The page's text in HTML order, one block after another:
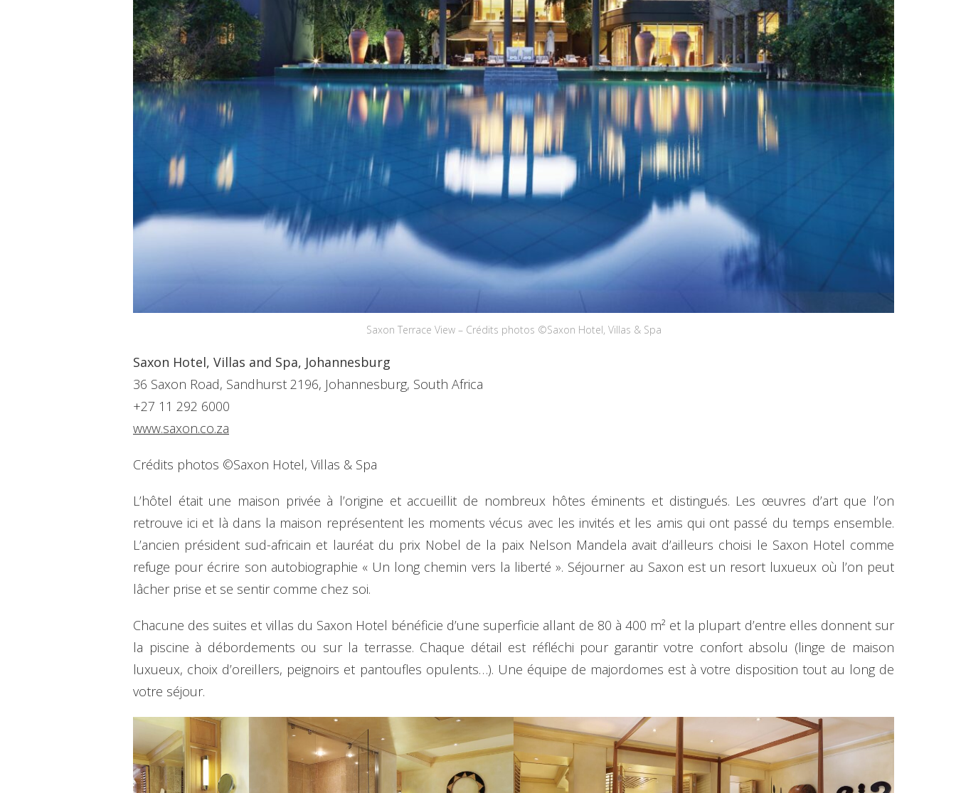
Saxon Terrace View – Crédits photos ©Saxon Hotel, Villas & Spa
Saxon Hotel, Villas and Spa, Johannesburg
36 Saxon Road, Sandhurst 2196, Johannesburg, South Africa
+27 11 292 6000
www.saxon.co.za
Crédits photos ©Saxon Hotel, Villas & Spa
L’hôtel était une maison privée à l’origine et accueillit de nombreux hôtes éminents et distingués. Les œuvres d’art que l’on
retrouve ici et là dans la maison représentent les moments vécus avec les invités et les amis qui ont passé du temps ensemble.
L’ancien président sud-africain et lauréat du prix Nobel de la paix Nelson Mandela avait d’ailleurs choisi le Saxon Hotel comme
refuge pour écrire son autobiographie « Un long chemin vers la liberté ». Séjourner au Saxon est un resort luxueux où l’on peut
lâcher prise et se sentir comme chez soi.
Chacune des suites et villas du Saxon Hotel bénéficie d’une superficie allant de 80 à 400 m² et la plupart d’entre elles donnent sur
la piscine à débordements ou sur la terrasse. Chaque détail est réfléchi pour garantir votre confort absolu (linge de maison
luxueux, choix d’oreillers, peignoirs et pantoufles opulents…). Une équipe de majordomes est à votre disposition tout au long de
votre séjour.